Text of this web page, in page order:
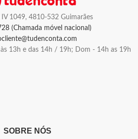
IV 1049, 4810-532 Guimarães
(Chamada móvel nacional)
13h e das 14h / 19h; Dom - 14h as 19h
SOBRE NÓS